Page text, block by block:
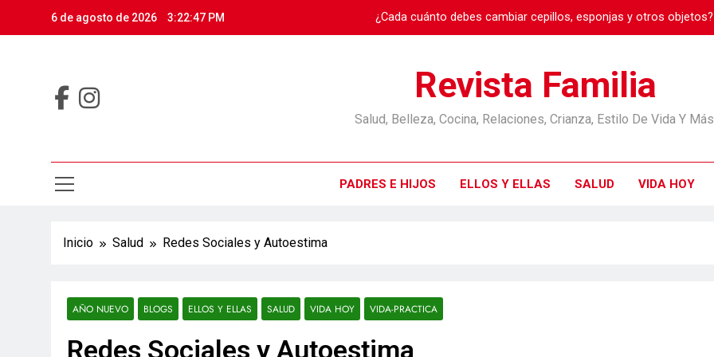
6 de agosto de 2026 3:22:48 PM Burnout:
¿Cada cuánto debes cambiar cepillos, esponjas y otros
Burnout:
Revista Familia
Salud, Belleza, Cocina, Relaciones, Crianza, Estilo De Vida Y
PADRES E HIJOS ELLOS Y ELLAS SALUD VIDA HOY
Inicio Salud Redes Sociales y Autoestima
AÑO NUEVO BLOGS ELLOS Y ELLAS SALUD VIDA HOY VIDA-PRACTICA
Redes Sociales y Autoestima